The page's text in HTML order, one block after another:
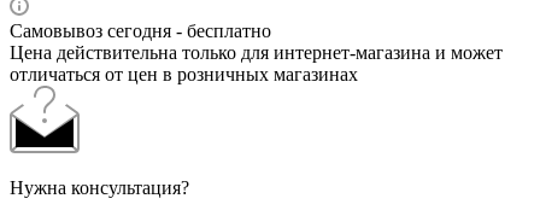
Самовывоз сегодня - бесплатно
Цена действительна только для интернет-магазина и может
отличаться от цен в розничных магазинах
Нужна консультация?